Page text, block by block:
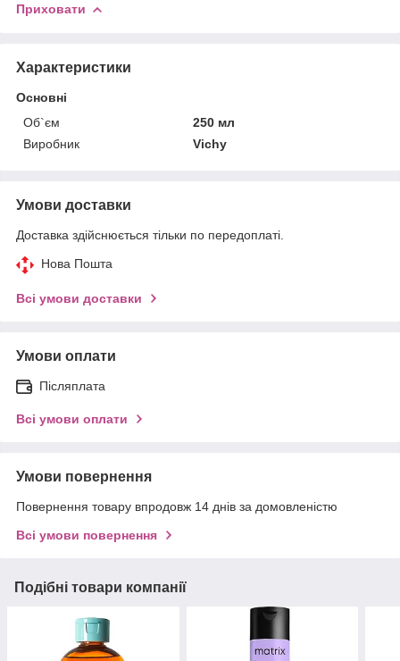
Приховати
Характеристики
Основні
Об`єм
250 мл
Виробник
Vichy
Умови доставки
Доставка здійснюється тільки по передоплаті.
Нова Пошта
Всі умови доставки
Умови оплати
Післяплата
Всі умови оплати
Умови повернення
Повернення товару впродовж 14 днів за домовленістю
Всі умови повернення
Подібні товари компанії